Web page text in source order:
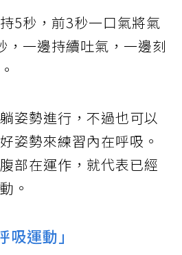
5秒，前3秒一口氣將氣
，一邊持續吐氣，一邊刻
姿勢進行，不過也可以
姿勢來練習內在呼吸。
部在運作，就代表已經
。
運動」